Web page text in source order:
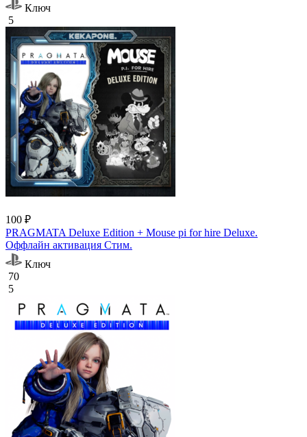
Ключ
5
100 ₽
PRAGMATA Deluxe Edition + Mouse pi for hire Deluxe.
Оффлайн активация Cтим.
Ключ
70
5